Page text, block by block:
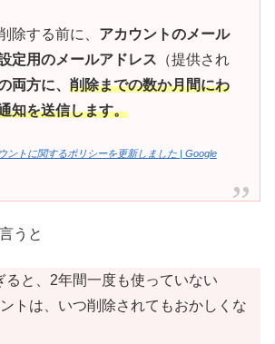
除する前に、 アカウントのメール
定用のメールアドレス （提供され
両方に、 削除までの数か月間にわ
知を送信します。
ントに関するポリシーを更新しました | Google
うと
ると、2年間一度も使っていない
トは、いつ削除されてもおかしくな